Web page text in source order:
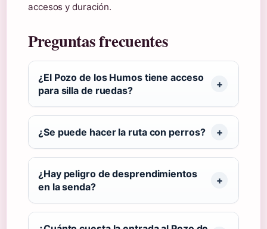
accesos y duración.
Preguntas frecuentes
¿El Pozo de los Humos tiene acceso
para silla de ruedas?
¿Se puede hacer la ruta con perros?
¿Hay peligro de desprendimientos
en la senda?